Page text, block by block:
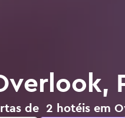
de 2 hotéis em